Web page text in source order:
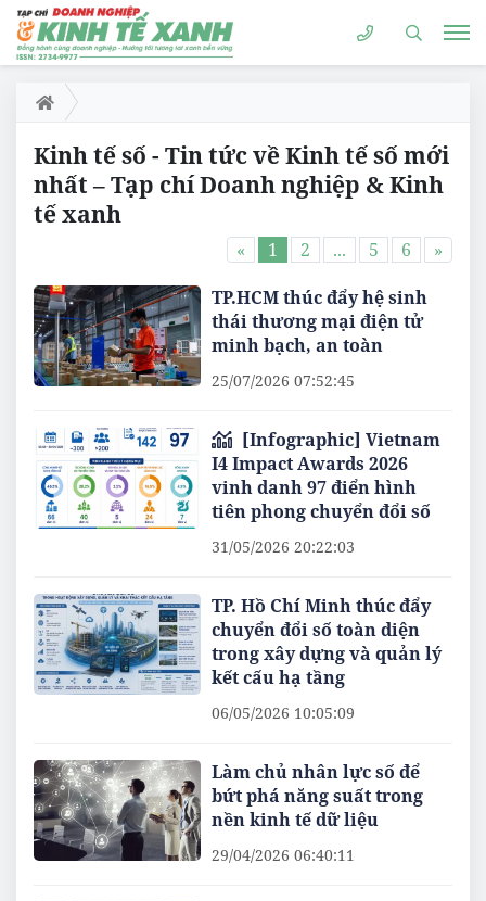
Kinh tế số - Tin tức về Kinh tế số mới
nhất – Tạp chí Doanh nghiệp & Kinh
tế xanh
« 1 2 ... 5 6 »
TP.HCM thúc đẩy hệ sinh
thái thương mại điện tử
minh bạch, an toàn
25/07/2026 07:52:45
[Infographic] Vietnam
I4 Impact Awards 2026
vinh danh 97 điển hình
tiên phong chuyển đổi số
31/05/2026 20:22:03
TP. Hồ Chí Minh thúc đẩy
chuyển đổi số toàn diện
trong xây dựng và quản lý
kết cấu hạ tầng
06/05/2026 10:05:09
Làm chủ nhân lực số để
bứt phá năng suất trong
nền kinh tế dữ liệu
29/04/2026 06:40:11